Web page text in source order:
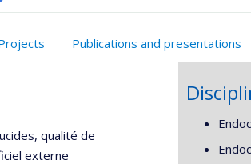
Publications and presentations
qualité de
externe